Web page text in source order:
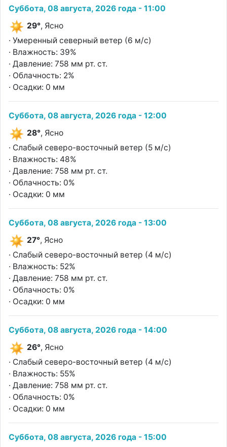
Суббота, 08 августа, 2026 года - 11:00
29°, Ясно
· Умеренный северный ветер (6 м/с)
· Влажность: 39%
· Давление: 758 мм рт. ст.
· Облачность: 2%
· Осадки: 0 мм
Суббота, 08 августа, 2026 года - 12:00
28°, Ясно
· Слабый северо-восточный ветер (5 м/с)
· Влажность: 48%
· Давление: 758 мм рт. ст.
· Облачность: 0%
· Осадки: 0 мм
Суббота, 08 августа, 2026 года - 13:00
27°, Ясно
· Слабый северо-восточный ветер (4 м/с)
· Влажность: 52%
· Давление: 758 мм рт. ст.
· Облачность: 0%
· Осадки: 0 мм
Суббота, 08 августа, 2026 года - 14:00
26°, Ясно
· Слабый северо-восточный ветер (4 м/с)
· Влажность: 55%
· Давление: 758 мм рт. ст.
· Облачность: 0%
· Осадки: 0 мм
Суббота, 08 августа, 2026 года - 15:00